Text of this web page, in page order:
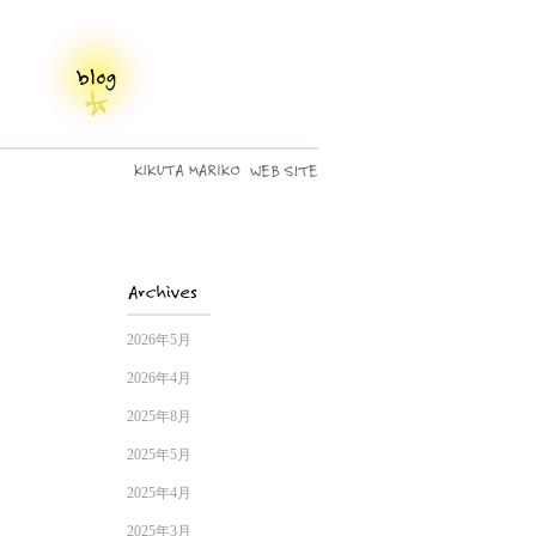
2026年5月
2026年4月
2025年8月
2025年5月
2025年4月
2025年3月